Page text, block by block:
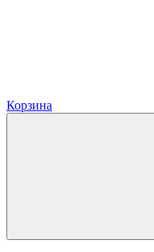
Корзина